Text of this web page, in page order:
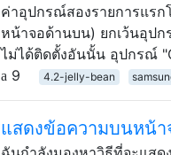
ค่าอุปกรณ์สองรายการแร
หน้าจอด้านบน) ยกเว้นอุปก
ไม่ได้ติดตั้งอันนั้น อุปกรณ์
9
4.2-jelly-bean
แสดงข้อความบนหน้า